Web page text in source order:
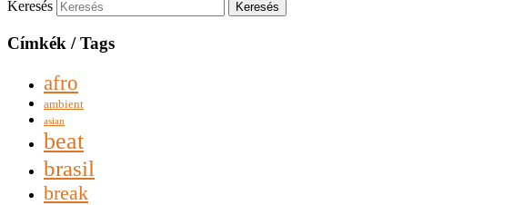
Keresés
Címkék / Tags
afro
ambient
asian
beat
brasil
break